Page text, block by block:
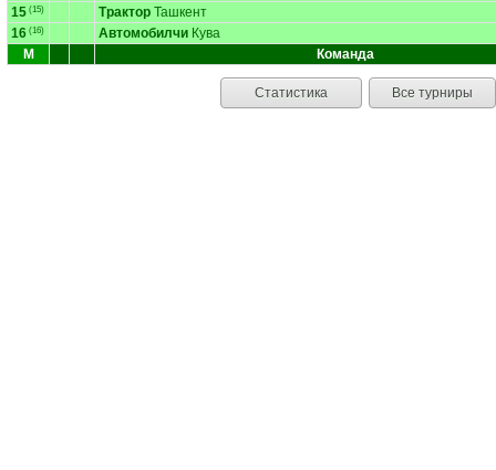
15 (15) Трактор Ташкент
16 (16) Автомобилчи Кува
М
Команда
Статистика Все турниры